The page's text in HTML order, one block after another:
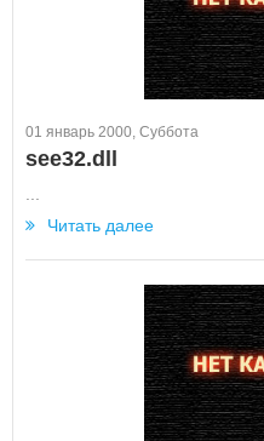
01 январь 2000, Суббота
see32.dll
Читать далее